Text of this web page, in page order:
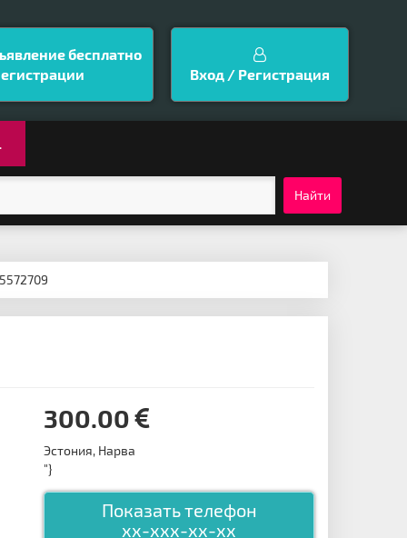
бесплатно
Вход / Регистрация
Найти
300.00
Эстония, Нарва
"}
Показать телефон
xx-xxx-xx-xx